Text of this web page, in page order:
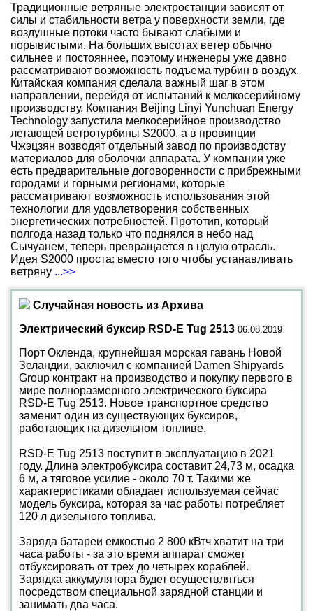
Традиционные ветряные электростанции зависят от
силы и стабильности ветра у поверхности земли, где
воздушные потоки часто бывают слабыми и
порывистыми. На больших высотах ветер обычно
сильнее и постояннее, поэтому инженеры уже давно
рассматривают возможность подъема турбин в воздух.
Китайская компания сделала важный шаг в этом
направлении, перейдя от испытаний к мелкосерийному
производству. Компания Beijing Linyi Yunchuan Energy
Technology запустила мелкосерийное производство
летающей ветротурбины S2000, а в провинции
Чжэцзян возводят отдельный завод по производству
материалов для оболочки аппарата. У компании уже
есть предварительные договоренности с прибрежными
городами и горными регионами, которые
рассматривают возможность использования этой
технологии для удовлетворения собственных
энергетических потребностей. Прототип, который
полгода назад только что поднялся в небо над
Сычуанем, теперь превращается в целую отрасль.
Идея S2000 проста: вместо того чтобы устанавливать
ветряну ...>>
Случайная новость из Архива
Электрический буксир RSD-E Tug 2513 06.08.2019
Порт Окленда, крупнейшая морская гавань Новой
Зеландии, заключил с компанией Damen Shipyards
Group контракт на производство и покупку первого в
мире полноразмерного электрического буксира
RSD-E Tug 2513. Новое транспортное средство
заменит один из существующих буксиров,
работающих на дизельном топливе.
RSD-E Tug 2513 поступит в эксплуатацию в 2021
году. Длина электробуксира составит 24,73 м, осадка
6 м, а тяговое усилие - около 70 т. Такими же
характеристиками обладает используемая сейчас
модель буксира, которая за час работы потребляет
120 л дизельного топлива.
Заряда батареи емкостью 2 800 кВтч хватит на три
часа работы - за это время аппарат сможет
отбуксировать от трех до четырех кораблей.
Зарядка аккумулятора будет осуществляться
посредством специальной зарядной станции и
занимать два часа.